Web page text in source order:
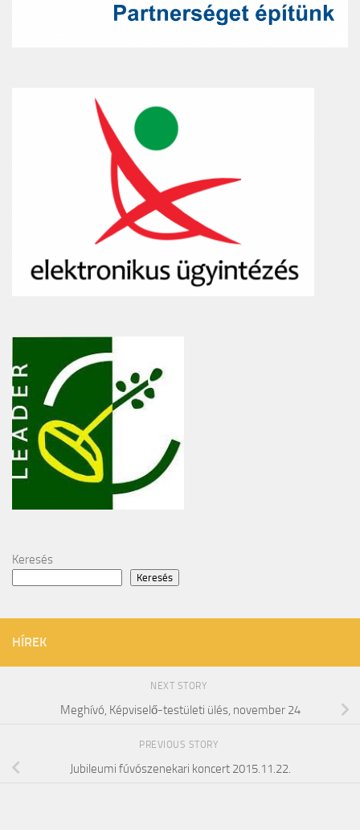
Keresés
Keresés
HÍREK
NEXT STORY
Meghívó, Képviselő-testületi ülés, november 24
PREVIOUS STORY
Jubileumi fúvószenekari koncert 2015.11.22.